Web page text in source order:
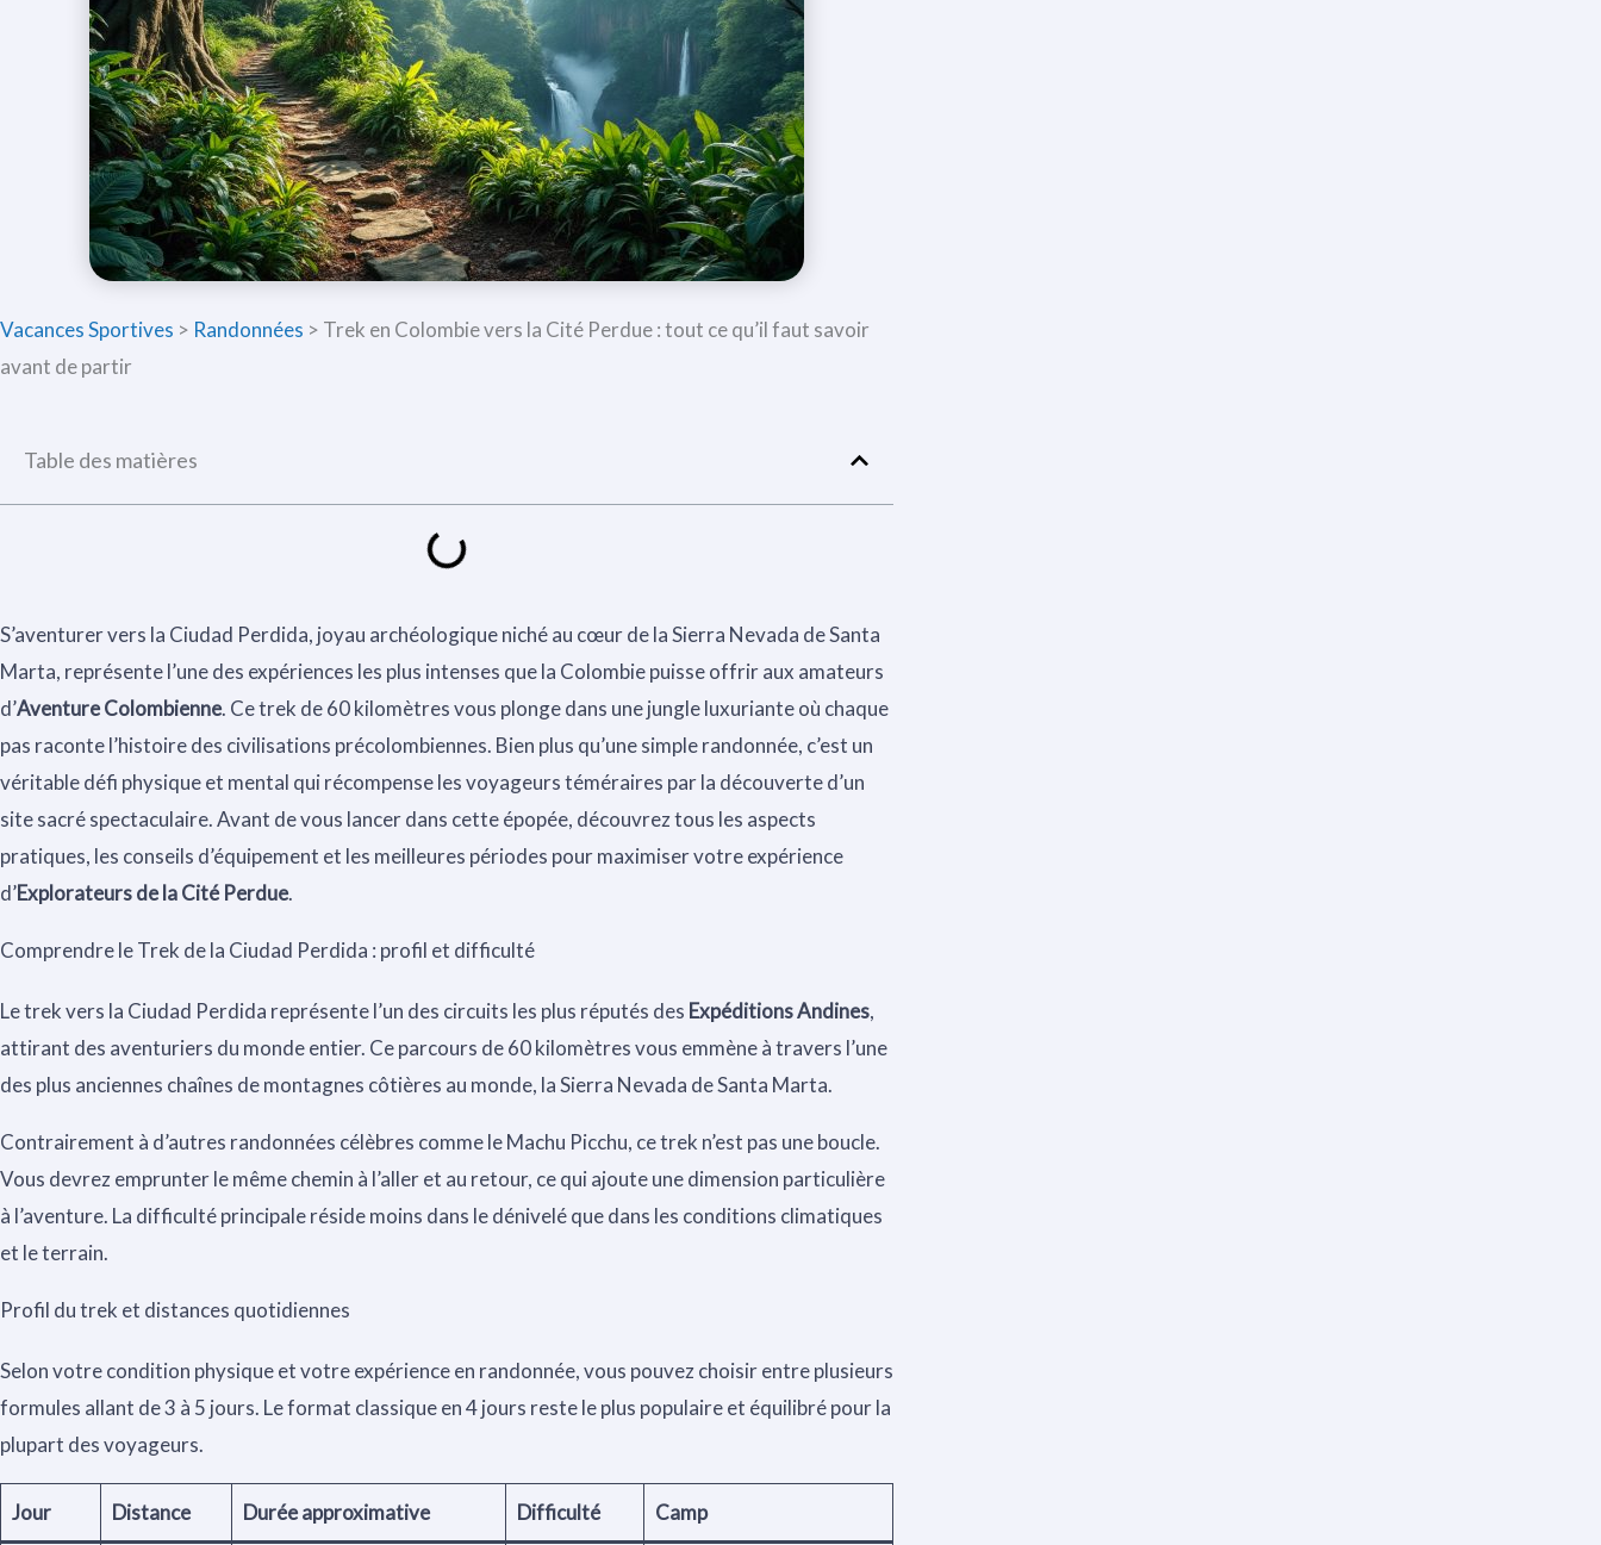
Vacances Sportives > Randonnées > Trek en Colombie vers la Cité Perdue : tout ce qu’il faut savoir
avant de partir
Table des matières
S’aventurer vers la Ciudad Perdida, joyau archéologique niché au cœur de la Sierra Nevada de Santa
Marta, représente l’une des expériences les plus intenses que la Colombie puisse offrir aux amateurs
d’Aventure Colombienne. Ce trek de 60 kilomètres vous plonge dans une jungle luxuriante où chaque
pas raconte l’histoire des civilisations précolombiennes. Bien plus qu’une simple randonnée, c’est un
véritable défi physique et mental qui récompense les voyageurs téméraires par la découverte d’un
site sacré spectaculaire. Avant de vous lancer dans cette épopée, découvrez tous les aspects
pratiques, les conseils d’équipement et les meilleures périodes pour maximiser votre expérience
d’Explorateurs de la Cité Perdue.
Comprendre le Trek de la Ciudad Perdida : profil et difficulté
Le trek vers la Ciudad Perdida représente l’un des circuits les plus réputés des Expéditions Andines,
attirant des aventuriers du monde entier. Ce parcours de 60 kilomètres vous emmène à travers l’une
des plus anciennes chaînes de montagnes côtières au monde, la Sierra Nevada de Santa Marta.
Contrairement à d’autres randonnées célèbres comme le Machu Picchu, ce trek n’est pas une boucle.
Vous devrez emprunter le même chemin à l’aller et au retour, ce qui ajoute une dimension particulière
à l’aventure. La difficulté principale réside moins dans le dénivelé que dans les conditions climatiques
et le terrain.
Profil du trek et distances quotidiennes
Selon votre condition physique et votre expérience en randonnée, vous pouvez choisir entre plusieurs
formules allant de 3 à 5 jours. Le format classique en 4 jours reste le plus populaire et équilibré pour la
plupart des voyageurs.
Jour Distance Durée approximative Difficulté Camp